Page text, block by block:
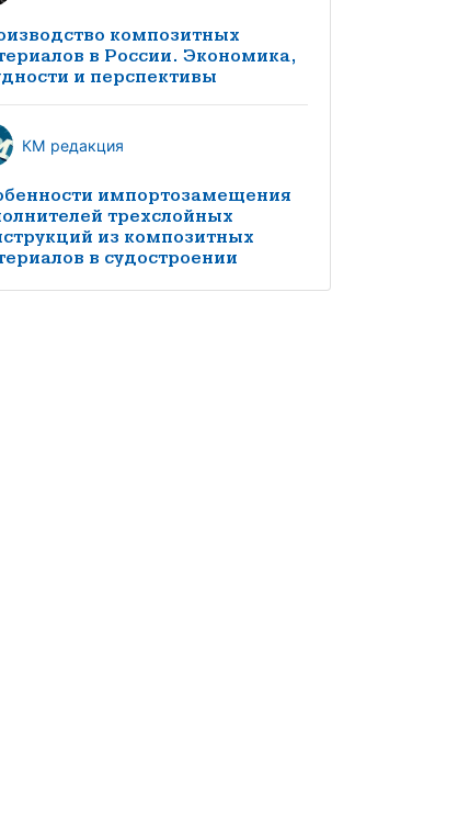
композитных
в России. Экономика,
и перспективы
КМ редакция
импортозамещения
трехслойных
из композитных
в судостроении